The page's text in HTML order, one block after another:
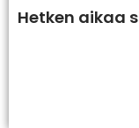
Hetken aikaa